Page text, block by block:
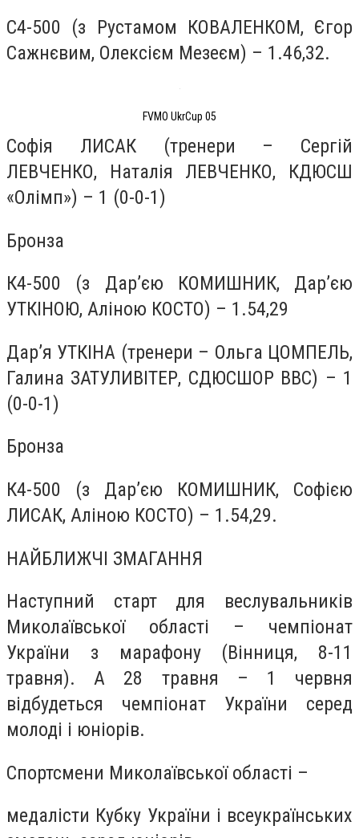
С4-500 (з Рустамом КОВАЛЕНКОМ, Єгор
Сажнєвим, Олексієм Мезеєм) – 1.46,32.
FVMO UkrCup 05
Софія ЛИСАК (тренери – Сергій
ЛЕВЧЕНКО, Наталія ЛЕВЧЕНКО, КДЮСШ
«Олімп») – 1 (0-0-1)
Бронза
К4-500 (з Дар’єю КОМИШНИК, Дар’єю
УТКІНОЮ, Аліною КОСТО) – 1.54,29
Дар’я УТКІНА (тренери – Ольга ЦОМПЕЛЬ,
Галина ЗАТУЛИВІТЕР, СДЮСШОР ВВС) – 1
(0-0-1)
Бронза
К4-500 (з Дар’єю КОМИШНИК, Софією
ЛИСАК, Аліною КОСТО) – 1.54,29.
НАЙБЛИЖЧІ ЗМАГАННЯ
Наступний старт для веслувальників
Миколаївської області – чемпіонат
України з марафону (Вінниця, 8-11
травня). А 28 травня – 1 червня
відбудеться чемпіонат України серед
молоді і юніорів.
Спортсмени Миколаївської області –
медалісти Кубку України і всеукраїнських